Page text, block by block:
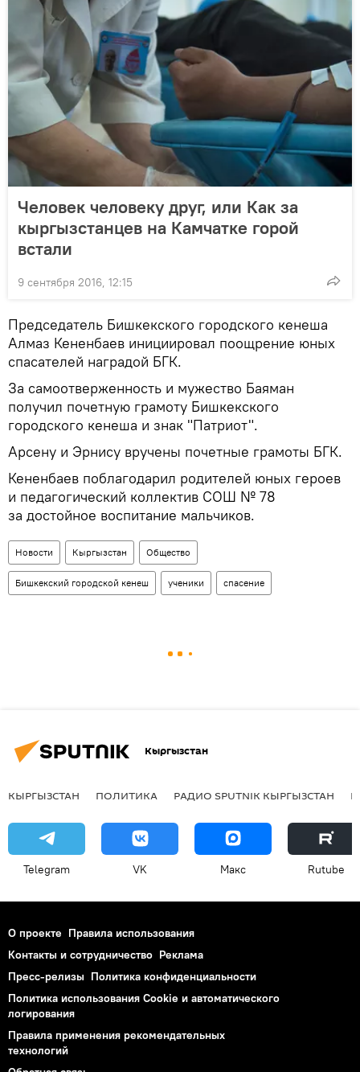
Человек человеку друг, или Как за
кыргызстанцев на Камчатке горой
встали
9 сентября 2016, 12:15
Председатель Бишкекского городского кенеша
Алмаз Кененбаев инициировал поощрение юных
спасателей наградой БГК.
За самоотверженность и мужество Баяман
получил почетную грамоту Бишкекского
городского кенеша и знак "Патриот".
Арсену и Эрнису вручены почетные грамоты БГК.
Кененбаев поблагодарил родителей юных героев
и педагогический коллектив СОШ № 78
за достойное воспитание мальчиков.
Новости Кыргызстан Общество
Бишкекский городской кенеш ученики спасение
Кыргызстан
КЫРГЫЗСТАН ПОЛИТИКА РАДИО SPUTNIK КЫРГЫЗСТАН
Telegram VK Макс Rutube
О проекте Правила использования
Контакты и сотрудничество Реклама
Пресс-релизы Политика конфиденциальности
Политика использования Cookie и автоматического
логирования
Правила применения рекомендательных
технологий